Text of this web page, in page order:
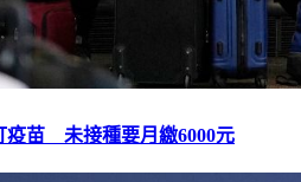
疫苗 未接種要月繳6000元